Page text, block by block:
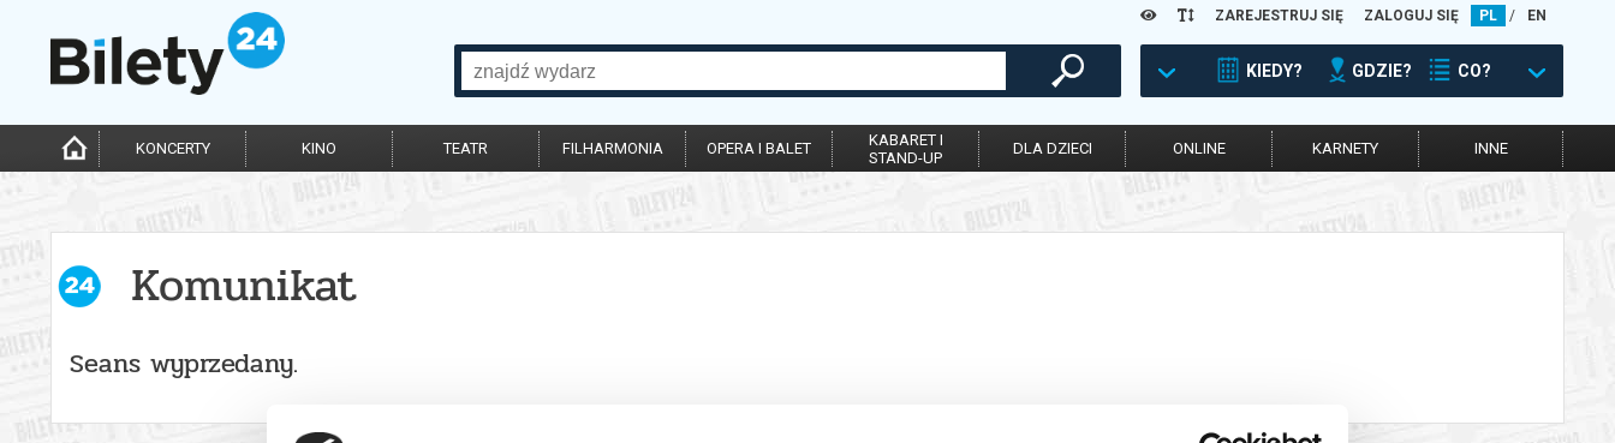
ZAREJESTRUJ SIĘ ZALOGUJ SIĘ PL / EN
KIEDY? GDZIE? CO?
KONCERTY KINO TEATR FILHARMONIA OPERA I BALET
KABARET I
STAND-UP
DLA DZIECI ONLINE KARNETY INNE
Komunikat
Seans wyprzedany.